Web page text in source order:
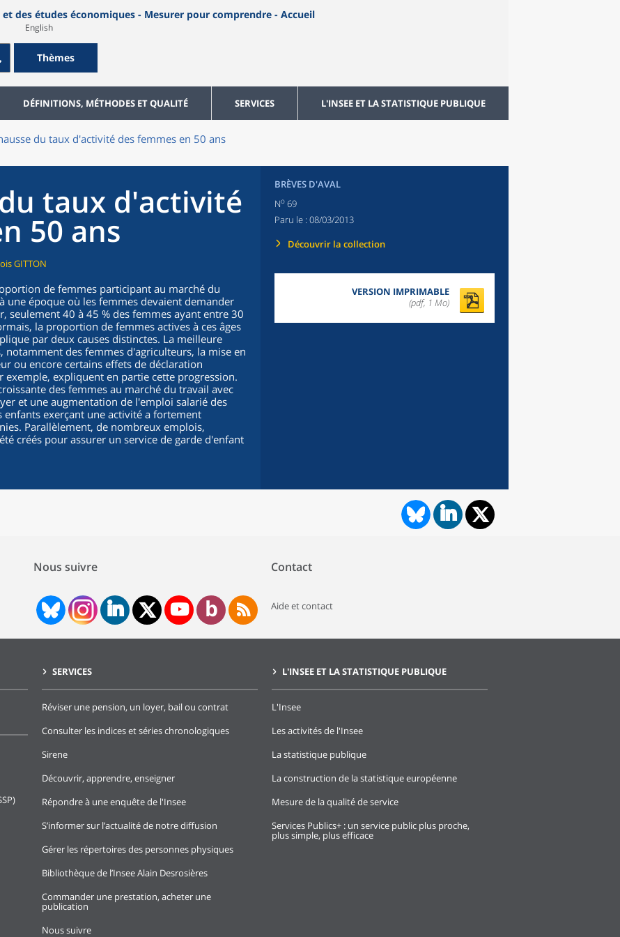
English
Thèmes
DÉFINITIONS, MÉTHODES ET QUALITÉ SERVICES L'INSEE ET LA STATISTIQUE PUBLIQUE
du taux d'activité des femmes en 50 ans
taux d'activité
50 ans
GITTON
de femmes participant au marché du
une époque où les femmes devaient demander
40 à 45 % des femmes ayant entre 30
la proportion de femmes actives à ces âges
par deux causes distinctes. La meilleure
notamment des femmes d'agriculteurs, la mise en
ou encore certains effets de déclaration
exemple, expliquent en partie cette progression.
des femmes au marché du travail avec
et une augmentation de l'emploi salarié des
exerçant une activité a fortement
Parallèlement, de nombreux emplois,
créés pour assurer un service de garde d'enfant
BRÈVES D'AVAL
No 69
Paru le : 08/03/2013
Découvrir la collection
VERSION IMPRIMABLE
(pdf, 1 Mo)
Nous suivre Contact
Aide et contact
SERVICES
Réviser une pension, un loyer, bail ou contrat
Consulter les indices et séries chronologiques
Sirene
Découvrir, apprendre, enseigner
Répondre à une enquête de l'Insee
S’informer sur l’actualité de notre diffusion
Gérer les répertoires des personnes physiques
Bibliothèque de l’Insee Alain Desrosières
Commander une prestation, acheter une
publication
Nous suivre
L'INSEE ET LA STATISTIQUE PUBLIQUE
L'Insee
Les activités de l'Insee
La statistique publique
La construction de la statistique européenne
Mesure de la qualité de service
Services Publics+ : un service public plus proche,
plus simple, plus efficace